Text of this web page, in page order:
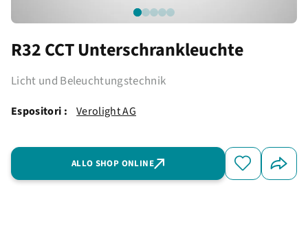
R32 CCT Unterschrankleuchte
Licht und Beleuchtungstechnik
Espositori : Verolight AG
ALLO SHOP ONLINE